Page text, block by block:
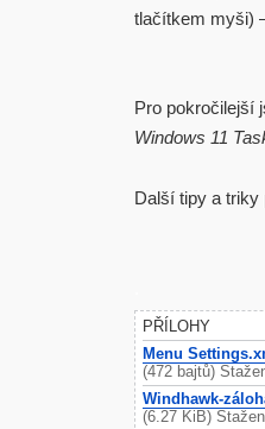
tlačítkem myši)
Pro pokročilejší
Windows 11
Další tipy a triky
PŘÍLOHY
Menu
(472 bajtů)
Windhawk-
(6.27 KiB)